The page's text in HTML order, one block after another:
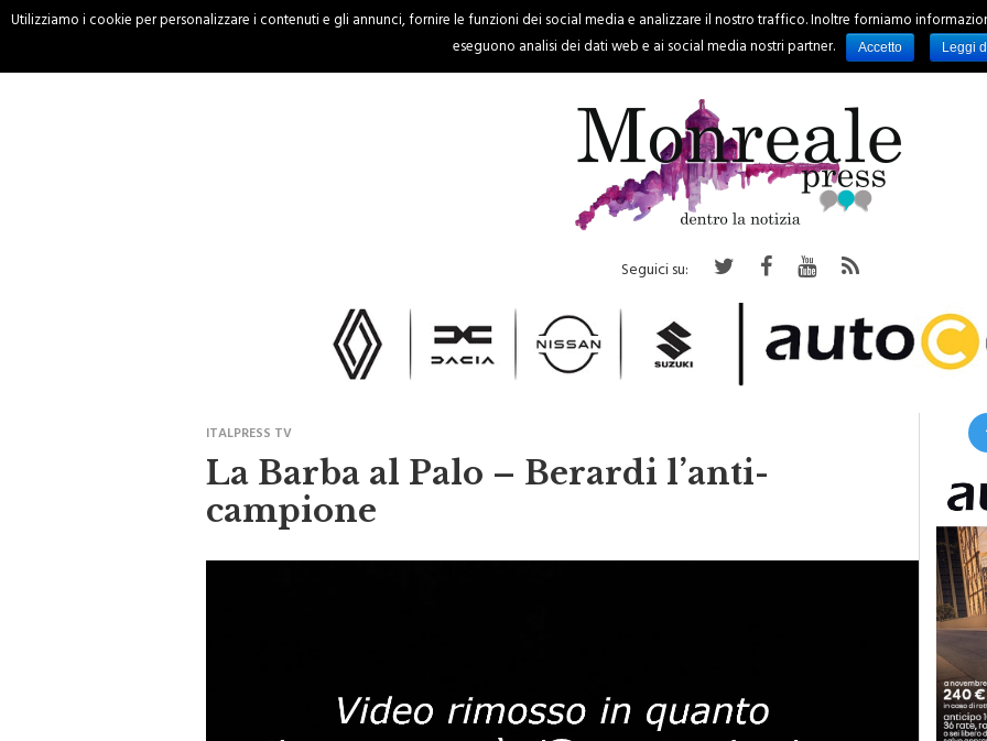
HOME CRONACA PALERMO REGIONE EVENTI RUBRICHE SPORT
Seguici su:
ITALPRESS TV
La Barba al Palo – Berardi l’anti-
campione
Utilizziamo i cookie per personalizzare i contenuti e gli annunci, fornire le funzioni dei social media e analizzare il nostro traffico. Inoltre forniamo
eseguono analisi dei dati web e ai social media nostri partner.
Accetto Leggi